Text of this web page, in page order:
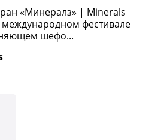
«Минералз» | Minerals
международном фестивале
шефо...